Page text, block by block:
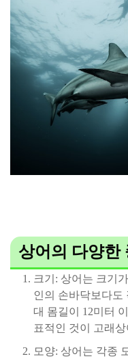
상어의 다양한
크기: 상어는 크기
인의 손바닥보다도
대 몸길이 12미터
표적인 것이 고래
모양: 상어는 각종